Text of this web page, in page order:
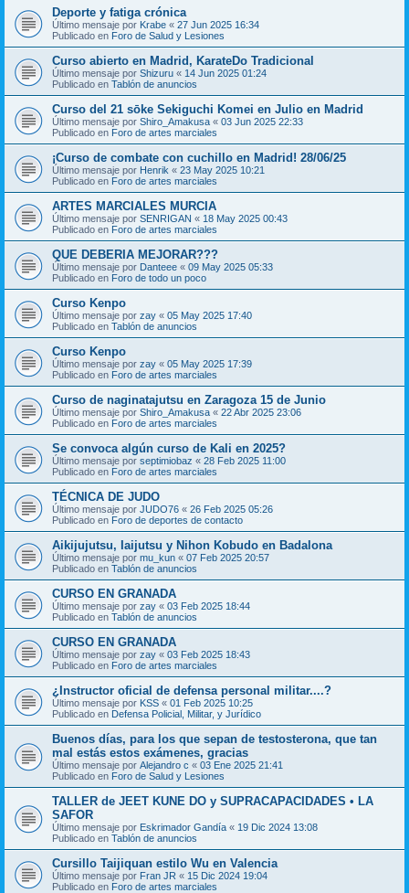
Deporte y fatiga crónica
Último mensaje por Krabe « 27 Jun 2025 16:34
Publicado en Foro de Salud y Lesiones
Curso abierto en Madrid, KarateDo Tradicional
Último mensaje por Shizuru « 14 Jun 2025 01:24
Publicado en Tablón de anuncios
Curso del 21 sōke Sekiguchi Komei en Julio en Madrid
Último mensaje por Shiro_Amakusa « 03 Jun 2025 22:33
Publicado en Foro de artes marciales
¡Curso de combate con cuchillo en Madrid! 28/06/25
Último mensaje por Henrik « 23 May 2025 10:21
Publicado en Foro de artes marciales
ARTES MARCIALES MURCIA
Último mensaje por SENRIGAN « 18 May 2025 00:43
Publicado en Foro de artes marciales
QUE DEBERIA MEJORAR???
Último mensaje por Danteee « 09 May 2025 05:33
Publicado en Foro de todo un poco
Curso Kenpo
Último mensaje por zay « 05 May 2025 17:40
Publicado en Tablón de anuncios
Curso Kenpo
Último mensaje por zay « 05 May 2025 17:39
Publicado en Foro de artes marciales
Curso de naginatajutsu en Zaragoza 15 de Junio
Último mensaje por Shiro_Amakusa « 22 Abr 2025 23:06
Publicado en Foro de artes marciales
Se convoca algún curso de Kali en 2025?
Último mensaje por septimiobaz « 28 Feb 2025 11:00
Publicado en Foro de artes marciales
TÉCNICA DE JUDO
Último mensaje por JUDO76 « 26 Feb 2025 05:26
Publicado en Foro de deportes de contacto
Aikijujutsu, Iaijutsu y Nihon Kobudo en Badalona
Último mensaje por mu_kun « 07 Feb 2025 20:57
Publicado en Tablón de anuncios
CURSO EN GRANADA
Último mensaje por zay « 03 Feb 2025 18:44
Publicado en Tablón de anuncios
CURSO EN GRANADA
Último mensaje por zay « 03 Feb 2025 18:43
Publicado en Foro de artes marciales
¿Instructor oficial de defensa personal militar....?
Último mensaje por KSS « 01 Feb 2025 10:25
Publicado en Defensa Policial, Militar, y Jurídico
Buenos días, para los que sepan de testosterona, que tan
mal estás estos exámenes, gracias
Último mensaje por Alejandro c « 03 Ene 2025 21:41
Publicado en Foro de Salud y Lesiones
TALLER de JEET KUNE DO y SUPRACAPACIDADES • LA
SAFOR
Último mensaje por Eskrimador Gandía « 19 Dic 2024 13:08
Publicado en Tablón de anuncios
Cursillo Taijiquan estilo Wu en Valencia
Último mensaje por Fran JR « 15 Dic 2024 19:04
Publicado en Foro de artes marciales